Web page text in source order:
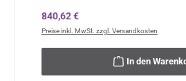
Regulärer Preis:
840,62 €
Preise inkl. MwSt. zzgl. Versandkosten
In den